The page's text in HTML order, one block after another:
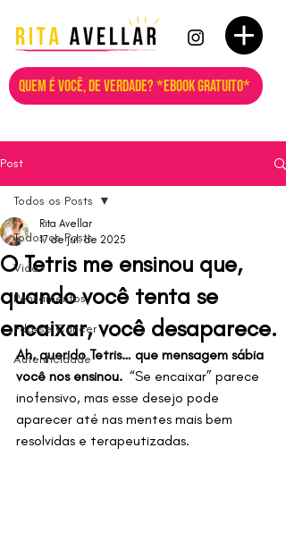
QUEM É VOCÊ, DE VERDADE? *EBOOK GRATUITO*
Post
Todos os Posts
Vida
Pensamentos
Fda-se Câncer
Autenticidade
Todos os Posts
O Tetris me ensinou que,
quando você tenta se
encaixar, você desaparece.
Rita Avellar
17 de jul. de 2025
Ah, querido Tetris… que mensagem sábia
você nos ensinou. “Se encaixar” parece
inofensivo, mas esse desejo pode
aparecer até nas mentes mais bem
resolvidas e terapeutizadas.